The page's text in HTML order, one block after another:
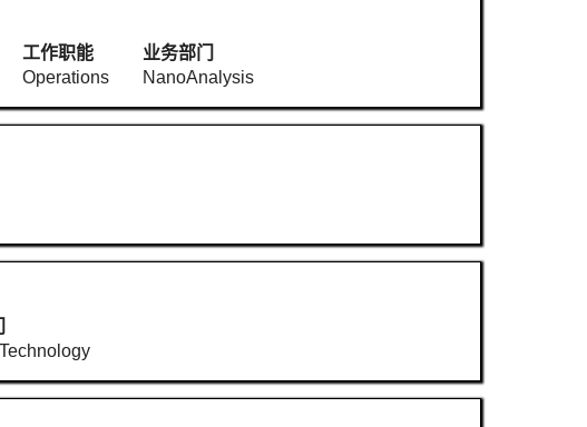
工作职能
Operations
业务部门
NanoAnalysis